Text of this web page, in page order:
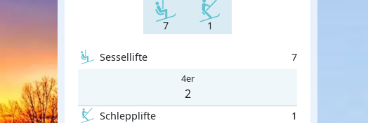
7 1
Sessellifte 7
4er
2
Schlepplifte
1